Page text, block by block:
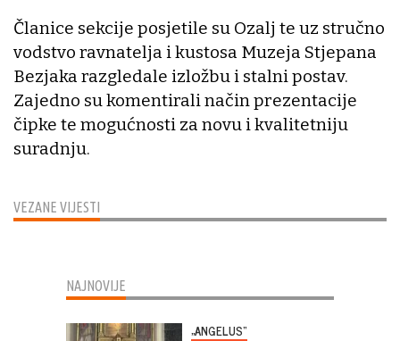
VEZANE VIJESTI
Članice sekcije posjetile su Ozalj te uz stručno
vodstvo ravnatelja i kustosa Muzeja Stjepana
Bezjaka razgledale izložbu i stalni postav.
Zajedno su komentirali način prezentacije
čipke te mogućnosti za novu i kvalitetniju
suradnju.
NAJNOVIJE
„ANGELUS“